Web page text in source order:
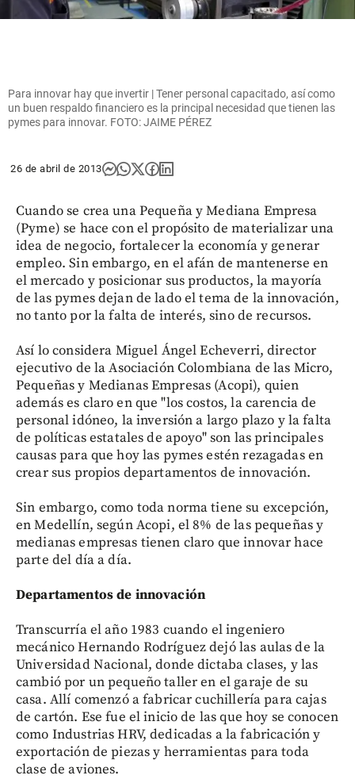
Para innovar hay que invertir | Tener personal capacitado, así como
un buen respaldo financiero es la principal necesidad que tienen las
pymes para innovar. FOTO: JAIME PÉREZ
26 de abril de 2013
Cuando se crea una Pequeña y Mediana Empresa
(Pyme) se hace con el propósito de materializar una
idea de negocio, fortalecer la economía y generar
empleo. Sin embargo, en el afán de mantenerse en
el mercado y posicionar sus productos, la mayoría
de las pymes dejan de lado el tema de la innovación,
no tanto por la falta de interés, sino de recursos.
Así lo considera Miguel Ángel Echeverri, director
ejecutivo de la Asociación Colombiana de las Micro,
Pequeñas y Medianas Empresas (Acopi), quien
además es claro en que "los costos, la carencia de
personal idóneo, la inversión a largo plazo y la falta
de políticas estatales de apoyo" son las principales
causas para que hoy las pymes estén rezagadas en
crear sus propios departamentos de innovación.
Sin embargo, como toda norma tiene su excepción,
en Medellín, según Acopi, el 8% de las pequeñas y
medianas empresas tienen claro que innovar hace
parte del día a día.
Departamentos de innovación
Transcurría el año 1983 cuando el ingeniero
mecánico Hernando Rodríguez dejó las aulas de la
Universidad Nacional, donde dictaba clases, y las
cambió por un pequeño taller en el garaje de su
casa. Allí comenzó a fabricar cuchillería para cajas
de cartón. Ese fue el inicio de las que hoy se conocen
como Industrias HRV, dedicadas a la fabricación y
exportación de piezas y herramientas para toda
clase de aviones.